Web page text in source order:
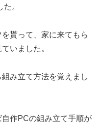
。
貰って、家に来てもら
いました。
み立て方法を覚えまし
作PCの組み立て手順が